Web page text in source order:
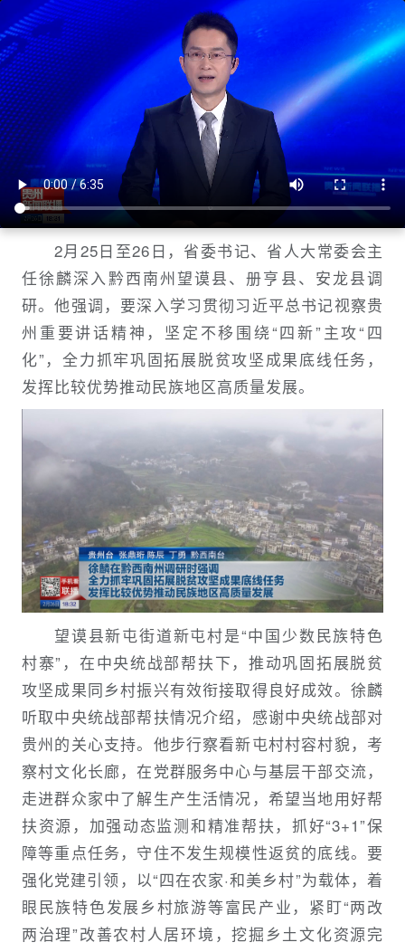
贵州新闻联播丨徐麟在黔西南州调研时
强调 全力抓牢巩固拓展脱贫攻坚成果底
线任务 发挥比较优势推动民族地区高质
量发展
贵州新闻联播
1708948320
2月25日至26日，省委书记、省人大常委会主
任徐麟深入黔西南州望谟县、册亨县、安龙县调
研。他强调，要深入学习贯彻习近平总书记视察贵
州重要讲话精神，坚定不移围绕“四新”主攻“四
化”，全力抓牢巩固拓展脱贫攻坚成果底线任务，
发挥比较优势推动民族地区高质量发展。
望谟县新屯街道新屯村是“中国少数民族特色
村寨”，在中央统战部帮扶下，推动巩固拓展脱贫
攻坚成果同乡村振兴有效衔接取得良好成效。徐麟
听取中央统战部帮扶情况介绍，感谢中央统战部对
贵州的关心支持。他步行察看新屯村村容村貌，考
察村文化长廊，在党群服务中心与基层干部交流，
走进群众家中了解生产生活情况，希望当地用好帮
扶资源，加强动态监测和精准帮扶，抓好“3+1”保
障等重点任务，守住不发生规模性返贫的底线。要
强化党建引领，以“四在农家·和美乡村”为载体，着
眼民族特色发展乡村旅游等富民产业，紧盯“两改
两治理”改善农村人居环境，挖掘乡土文化资源完